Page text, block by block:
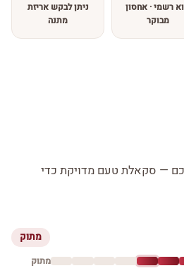
רשמי · אחסון
מבוקר
ניתן לבקש אריזת
מתנה
— סקאלת טעם מדויקת כדי
מתוק
מתוק